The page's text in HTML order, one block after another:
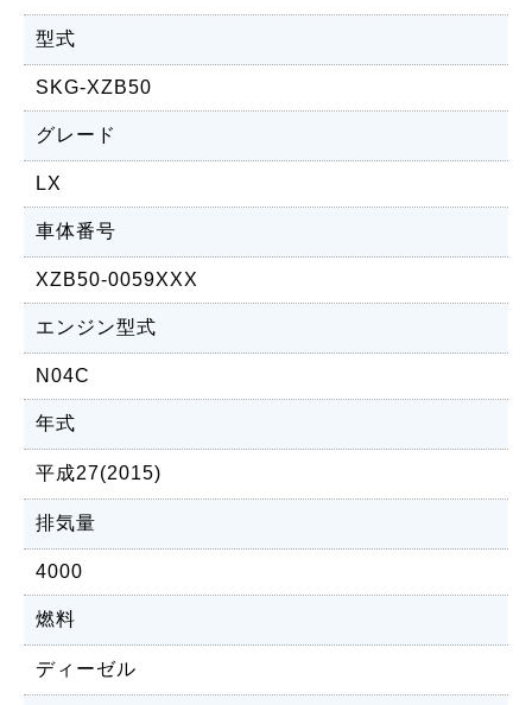
型式
SKG-XZB50
グレード
LX
車体番号
XZB50-0059XXX
エンジン型式
N04C
年式
平成27(2015)
排気量
4000
燃料
ディーゼル